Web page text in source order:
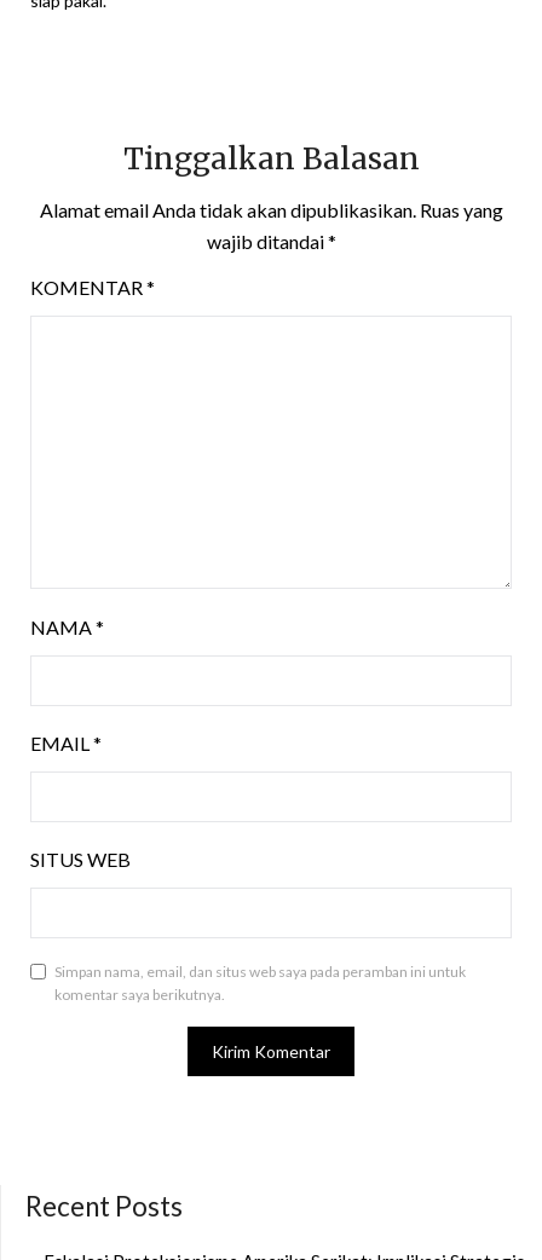
Tinggalkan Balasan
Alamat email Anda tidak akan dipublikasikan. Ruas yang
wajib ditandai*
KOMENTAR*
NAMA*
EMAIL*
SITUS WEB
Simpan nama, email, dan situs web saya pada peramban ini untuk
komentar saya berikutnya.
Recent Posts